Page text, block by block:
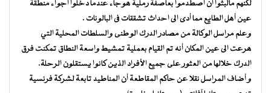
لكنهم مالبثوا أن اصطدموا بعاصفة رملية هوجاء عندما دخلوا أجواء منطقة
عين أهل الطايع مما أدى الى احداث تشققات فى البالونات .
وعلم مراسل الوكالة من مصادر الدرك الوطنى والسلطات المحلية التي
هرعت الى عين المكان أنه تم القيام بعملية تمشيط واسعة النطاق تمكنت فرق
الدرك خلالها من العثور على جميع الأفراد الذين كانوا يستقلون الرحلة.
و أضاف المراسل نقلا عن حاكم المقاطعة أن المناطيد تابعة لشركة فرنسية